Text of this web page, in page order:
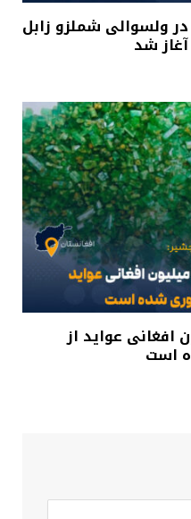
ولسوالی شملزو زابل
۸.۱ میلیون افغانی عواید از
است